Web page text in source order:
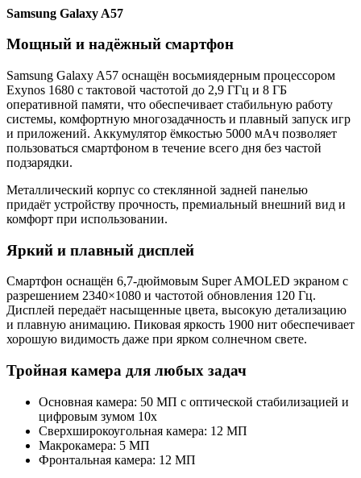
Samsung Galaxy A57
Мощный и надёжный смартфон
Samsung Galaxy A57 оснащён восьмиядерным процессором
Exynos 1680 с тактовой частотой до 2,9 ГГц и 8 ГБ
оперативной памяти, что обеспечивает стабильную работу
системы, комфортную многозадачность и плавный запуск игр
и приложений. Аккумулятор ёмкостью 5000 мАч позволяет
пользоваться смартфоном в течение всего дня без частой
подзарядки.
Металлический корпус со стеклянной задней панелью
придаёт устройству прочность, премиальный внешний вид и
комфорт при использовании.
Яркий и плавный дисплей
Смартфон оснащён 6,7-дюймовым Super AMOLED экраном с
разрешением 2340×1080 и частотой обновления 120 Гц.
Дисплей передаёт насыщенные цвета, высокую детализацию
и плавную анимацию. Пиковая яркость 1900 нит обеспечивает
хорошую видимость даже при ярком солнечном свете.
Тройная камера для любых задач
Основная камера: 50 МП с оптической стабилизацией и
цифровым зумом 10x
Сверхширокоугольная камера: 12 МП
Макрокамера: 5 МП
Фронтальная камера: 12 МП